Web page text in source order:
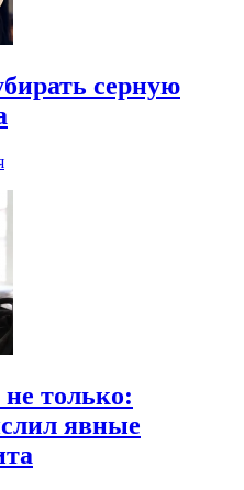
серную
только:
явные